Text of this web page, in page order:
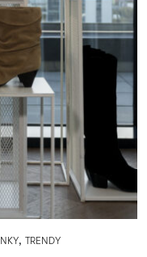
, TRENDY